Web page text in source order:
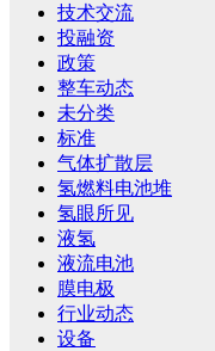
技术交流
投融资
政策
整车动态
未分类
标准
气体扩散层
氢燃料电池堆
氢眼所见
液氢
液流电池
膜电极
行业动态
设备